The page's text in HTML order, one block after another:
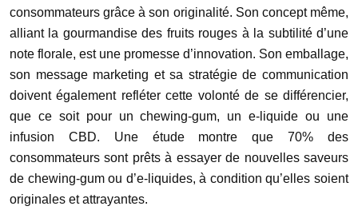
consommateurs grâce à son originalité. Son concept même,
alliant la gourmandise des fruits rouges à la subtilité d’une
note florale, est une promesse d’innovation. Son emballage,
son message marketing et sa stratégie de communication
doivent également refléter cette volonté de se différencier,
que ce soit pour un chewing-gum, un e-liquide ou une
infusion CBD. Une étude montre que 70% des
consommateurs sont prêts à essayer de nouvelles saveurs
de chewing-gum ou d’e-liquides, à condition qu’elles soient
originales et attrayantes.